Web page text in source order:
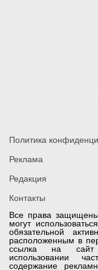
Все права
могут
обязательной
расположенным в
ссылка на сайт
использовании
содержание
Политика
Реклама
Редакция
Контакты